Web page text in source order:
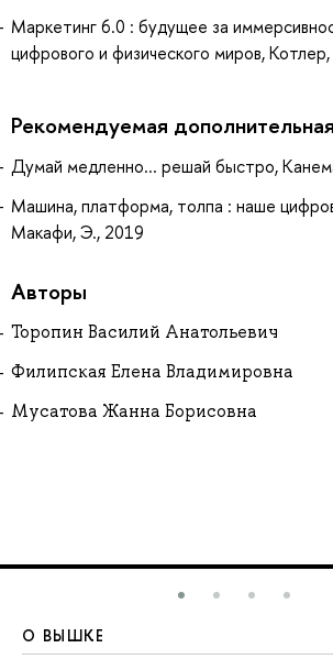
Маркетинг 6.0 : будущее за
цифрового и физического миров,
Рекомендуемая
Думай медленно... решай быстро,
Машина, платформа, толпа : наше
Макафи, Э., 2019
Авторы
Торопин Василий Анатольевич
Филипская Елена Владимировна
Мусатова Жанна Борисовна
О ВЫШКЕ